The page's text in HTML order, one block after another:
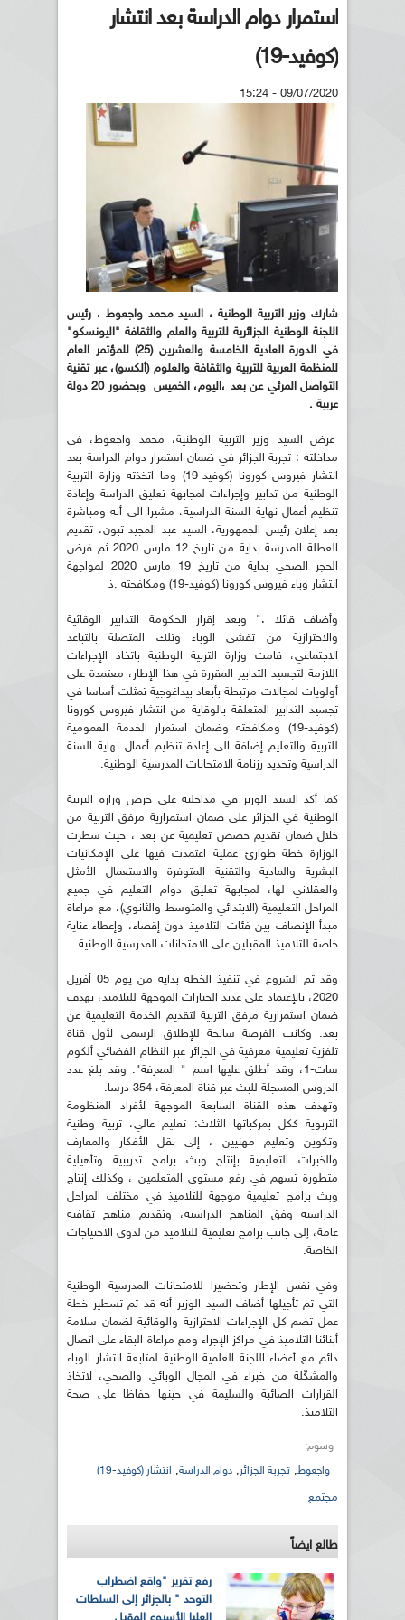
استمرار دوام الدراسة بعد انتشار
(كوفيد-19)
09/07/2020 - 15:24
شارك وزير التربية الوطنية ، السيد محمد واجعوط ، رئيس
اللجنة الوطنية الجزائرية للتربية والعلم والثقافة "اليونسكو"
في الدورة العادية الخامسة والعشرين (25) للمؤتمر العام
للمنظمة العربية للتربية والثقافة والعلوم (ألكسو)، عبر تقنية
التواصل المرئي عن بعد ،اليوم، الخميس وبحضور 20 دولة
عربية .
عرض السيد وزير التربية الوطنية، محمد واجعوط، في
مداخلته : تجربة الجزائر في ضمان استمرار دوام الدراسة بعد
انتشار فيروس كورونا (كوفيد-19) وما اتخذته وزارة التربية
الوطنية من تدابير وإجراءات لمجابهة تعليق الدراسة وإعادة
تنظيم أعمال نهاية السنة الدراسية، مشيرا الى أنه ومباشرة
بعد إعلان رئيس الجمهورية، السيد عبد المجيد تبون، تقديم
العطلة المدرسة بداية من تاريخ 12 مارس 2020 ثم فرض
الحجر الصحي بداية من تاريخ 19 مارس 2020 لمواجهة
انتشار وباء فيروس كورونا (كوفيد-19) ومكافحته .ذ
وأضاف قائلا :" وبعد إقرار الحكومة التدابير الوقائية
والاحترازية من تفشي الوباء وتلك المتصلة بالتباعد
الاجتماعي، قامت وزارة التربية الوطنية باتخاذ الإجراءات
اللازمة لتجسيد التدابير المقررة في هذا الإطار، معتمدة على
أولويات لمجالات مرتبطة بأبعاد بيداغوجية تمثلت أساسا في
تجسيد التدابير المتعلقة بالوقاية من انتشار فيروس كورونا
(كوفيد-19) ومكافحته وضمان استمرار الخدمة العمومية
للتربية والتعليم إضافة الى إعادة تنظيم أعمال نهاية السنة
الدراسية وتحديد رزنامة الامتحانات المدرسية الوطنية.
كما أكد السيد الوزير في مداخلته على حرص وزارة التربية
الوطنية في الجزائر على ضمان استمرارية مرفق التربية من
خلال ضمان تقديم حصص تعليمية عن بعد ، حيث سطرت
الوزارة خطة طوارئ عملية اعتمدت فيها على الإمكانيات
البشرية والمادية والتقنية المتوفرة والاستعمال الأمثل
والعقلاني لها، لمجابهة تعليق دوام التعليم في جميع
المراحل التعليمية (الابتدائي والمتوسط والثانوي)، مع مراعاة
مبدأ الإنصاف بين فئات التلاميذ دون إقصاء، وإعطاء عناية
خاصة للتلاميذ المقبلين على الامتحانات المدرسية الوطنية.
وقد تم الشروع في تنفيذ الخطة بداية من يوم 05 أفريل
2020، بالإعتماد على عديد الخيارات الموجهة للتلاميذ، بهدف
ضمان استمرارية مرفق التربية لتقديم الخدمة التعليمية عن
بعد. وكانت الفرصة سانحة للإطلاق الرسمي لأول قناة
تلفزية تعليمية معرفية في الجزائر عبر النظام الفضائي ألكوم
سات-1، وقد أطلق عليها اسم " المعرفة". وقد بلغ عدد
الدروس المسجلة للبث عبر قناة المعرفة، 354 درسا.
وتهدف هذه القناة السابعة الموجهة لأفراد المنظومة
التربوية ككل بمركباتها الثلاث: تعليم عالي، تربية وطنية
وتكوين وتعليم مهنيين ، إلى نقل الأفكار والمعارف
والخبرات التعليمية بإنتاج وبث برامج تدريبية وتأهيلية
متطورة تسهم في رفع مستوى المتعلمين ، وكذلك إنتاج
وبث برامج تعليمية موجهة للتلاميذ في مختلف المراحل
الدراسية وفق المناهج الدراسية، وتقديم مناهج ثقافية
عامة، إلى جانب برامج تعليمية للتلاميذ من لذوي الاحتياجات
الخاصة.
وفي نفس الإطار وتحضيرا للامتحانات المدرسية الوطنية
التي تم تأجيلها أضاف السيد الوزير أنه قد تم تسطير خطة
عمل تضم كل الإجراءات الاحترازية والوقائية لضمان سلامة
أبنائنا التلاميذ في مراكز الإجراء ومع مراعاة البقاء على اتصال
دائم مع أعضاء اللجنة العلمية الوطنية لمتابعة انتشار الوباء
والمشكّلة من خبراء في المجال الوبائي والصحي، لاتخاذ
القرارات الصائبة والسليمة في حينها حفاظا على صحة
التلاميذ.
وسوم:
واجعوط, تجربة الجزائر, دوام الدراسة, انتشار (كوفيد-19)
مجتمع
طالع ايضاً
رفع تقرير "واقع اضطراب
التوحد " بالجزائر إلى السلطات